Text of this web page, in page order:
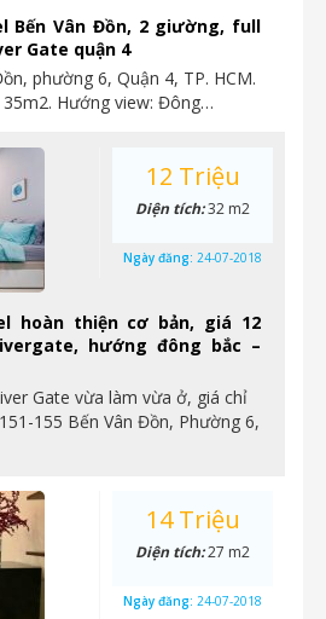
Bến Vân Đồn, 2 giường, full
Gate quận 4
phường 6, Quận 4, TP. HCM.
Hướng view: Đông…
hoàn thiện cơ bản, giá 12
hướng đông bắc –
Gate vừa làm vừa ở, giá chỉ
155 Bến Vân Đồn, Phường 6,
12 Triệu
Diện tích:32 m2
Ngày đăng: 24-07-2018
14 Triệu
Diện tích:27 m2
Ngày đăng: 24-07-2018